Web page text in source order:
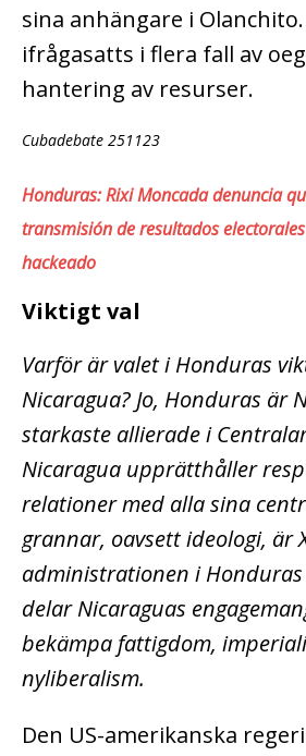
sina anhängare i
ifrågasatts i flera fall av
hantering av resurser.
Cubadebate 251123
Honduras: Rixi Moncada denuncia
transmisión de resultados
hackeado
Viktigt val
Varför är valet i Honduras
Nicaragua? Jo, Honduras är
starkaste allierade i
Nicaragua upprätthåller
relationer med alla sina
grannar, oavsett ideologi, är
administrationen i
delar Nicaraguas
bekämpa fattigdom,
nyliberalism.
Den US-amerikanska